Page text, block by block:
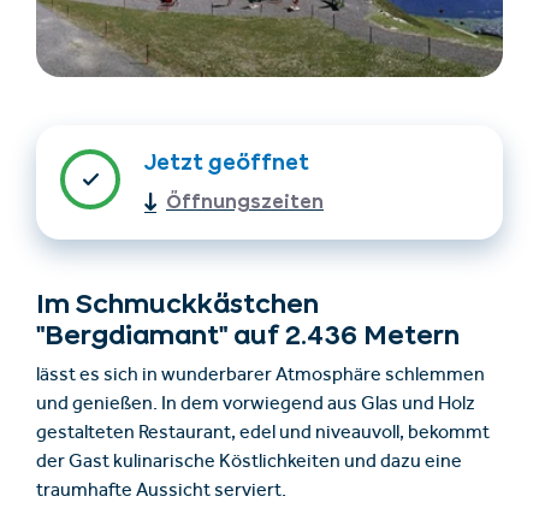
Deutsch
+43/5476/6239
info@serfaus-fiss-ladis.at
Jetzt geöffnet
Öffnungszeiten
Im Schmuckkästchen
"Bergdiamant" auf 2.436 Metern
lässt es sich in wunderbarer Atmosphäre schlemmen
und genießen. In dem vorwiegend aus Glas und Holz
gestalteten Restaurant, edel und niveauvoll, bekommt
der Gast kulinarische Köstlichkeiten und dazu eine
traumhafte Aussicht serviert.